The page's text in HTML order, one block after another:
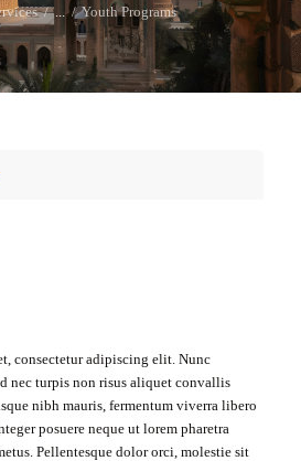
Youth Programs
consectetur adipiscing elit. Nunc
nec turpis non risus aliquet convallis
nibh mauris, fermentum viverra libero
posuere neque ut lorem pharetra
Pellentesque dolor orci, molestie sit